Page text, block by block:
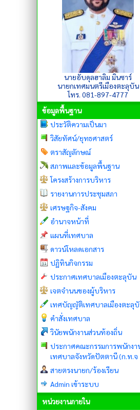
นายอับดุลฮาลิม มินซาร์
นายกเทศมนตรีเมืองตะลุบัน
โทร. 081-897-4777
ข้อมูลพื้นฐาน
ประวัติความเป็นมา
วิสัยทัศน์/ยุทธศาสตร์
ตราสัญลักษณ์
สภาพและข้อมูลพื้นฐาน
โครงสร้างการบริหาร
รายงานการประชุมสภา
เศรษฐกิจ-สังคม
อำนาจหน้าที่
แผนที่เทศบาล
ดาวน์โหลดเอกสาร
ปฏิทินกิจกรรม
ประกาศเทศบาลเมืองตะลุบัน
เจตจำนนของผู้บริหาร
เทศบัญญัติเทศบาลเมืองตะลุ
คำสั่งเทศบาล
วินัยพนักงานส่วนท้องถิ่น
ประกาศคณะกรรมการพนักงา
เทศบาลจังหวัดปัตตานี (ก.ท.จ
สายตรงนายก/ร้องเรียน
Admin เข้าระบบ
หน่วยงานภายใน